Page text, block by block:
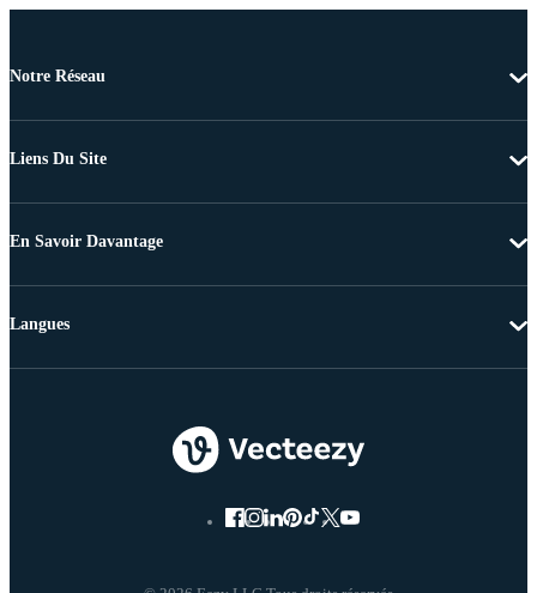
Notre Réseau
Liens Du Site
En Savoir Davantage
Langues